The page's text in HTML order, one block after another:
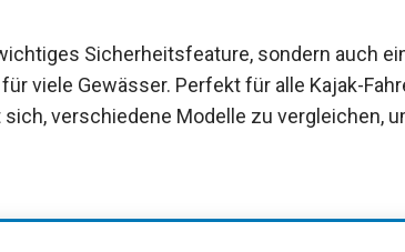
Sicherheitsfeature, sondern auch
viele Gewässer. Perfekt für alle Kajak-
verschiedene Modelle zu vergleichen,